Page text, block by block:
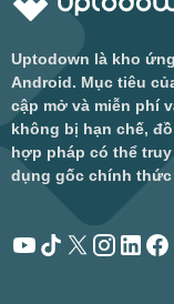
Uptodown là kho
Android. Mục tiêu
cập mở và miễn phí
không bị hạn chế,
hợp pháp có thể
dụng gốc chính